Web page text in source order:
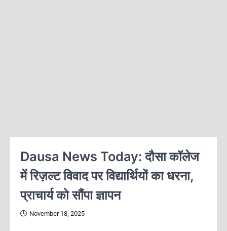
Dausa News Today: दौसा कॉलेज
में रिज़ल्ट विवाद पर विद्यार्थियों का धरना,
प्राचार्य को सौंपा ज्ञापन
November 18, 2025